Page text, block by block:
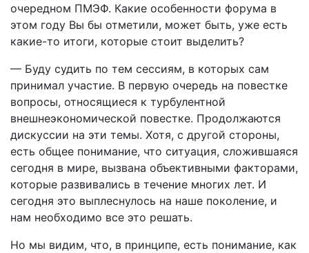
очередном ПМЭФ. Какие особенности форума в
этом году Вы бы отметили, может быть, уже есть
какие-то итоги, которые стоит выделить?
— Буду судить по тем сессиям, в которых сам
принимал участие. В первую очередь на повестке
вопросы, относящиеся к турбулентной
внешнеэкономической повестке. Продолжаются
дискуссии на эти темы. Хотя, с другой стороны,
есть общее понимание, что ситуация, сложившаяся
сегодня в мире, вызвана объективными факторами,
которые развивались в течение многих лет. И
сегодня это выплеснулось на наше поколение, и
нам необходимо все это решать.
Но мы видим, что, в принципе, есть понимание, как